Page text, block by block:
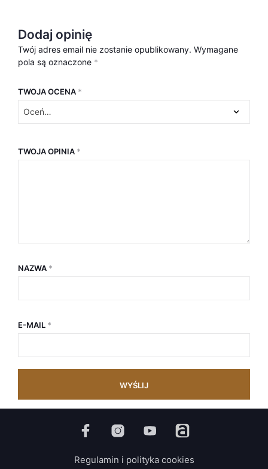
Dodaj opinię
Twój adres email nie zostanie opublikowany. Wymagane
pola są oznaczone *
TWOJA OCENA *
TWOJA OPINIA *
NAZWA *
E-MAIL *
Regulamin i polityka cookies